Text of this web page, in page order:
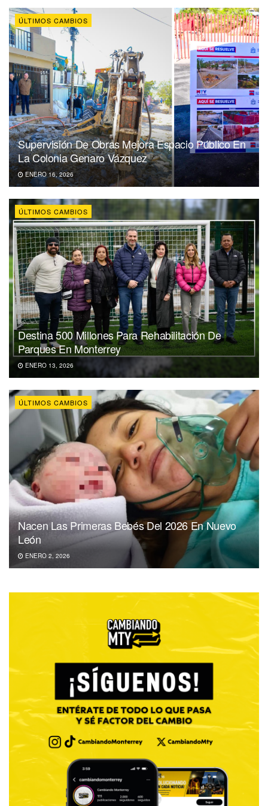
ÚLTIMOS CAMBIOS
Supervisión De Obras Mejora Espacio Público En
La Colonia Genaro Vázquez
ENERO 16, 2026
ÚLTIMOS CAMBIOS
Destina 500 Millones Para Rehabilitación De
Parques En Monterrey
ENERO 13, 2026
ÚLTIMOS CAMBIOS
Nacen Las Primeras Bebés Del 2026 En Nuevo
León
ENERO 2, 2026